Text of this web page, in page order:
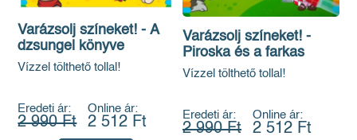
Varázsolj színeket! - A
dzsungel könyve
Vízzel tölthető tollal!
Eredeti ár:
2 990 Ft
Online ár:
2 512 Ft
Varázsolj színeket! -
Piroska és a farkas
Vízzel tölthető tollal!
Eredeti ár:
2 990 Ft
Online ár:
2 512 Ft